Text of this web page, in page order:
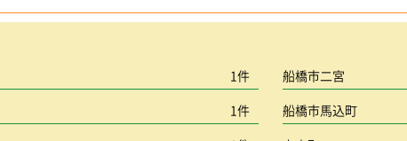
1件 船橋市二宮
1件 船橋市馬込町